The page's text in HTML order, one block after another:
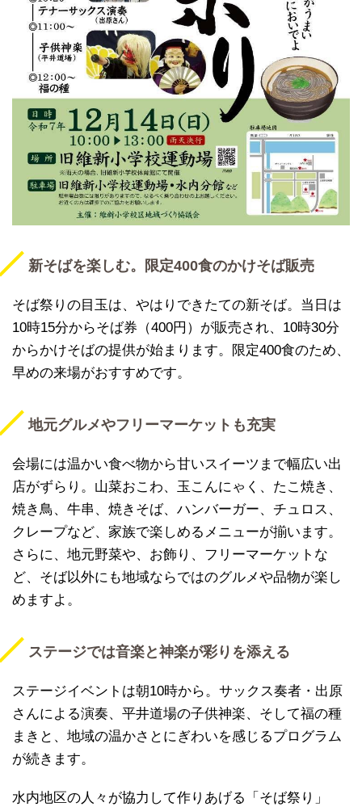
新そばを楽しむ。限定400食のかけそば販売
そば祭りの目玉は、やはりできたての新そば。当日は
10時15分からそば券（400円）が販売され、10時30分
からかけそばの提供が始まります。限定400食のため、
早めの来場がおすすめです。
地元グルメやフリーマーケットも充実
会場には温かい食べ物から甘いスイーツまで幅広い出
店がずらり。山菜おこわ、玉こんにゃく、たこ焼き、
焼き鳥、牛串、焼きそば、ハンバーガー、チュロス、
クレープなど、家族で楽しめるメニューが揃います。
さらに、地元野菜や、お飾り、フリーマーケットな
ど、そば以外にも地域ならではのグルメや品物が楽し
めますよ。
ステージでは音楽と神楽が彩りを添える
ステージイベントは朝10時から。サックス奏者・出原
さんによる演奏、平井道場の子供神楽、そして福の種
まきと、地域の温かさとにぎわいを感じるプログラム
が続きます。
水内地区の人々が協力して作りあげる「そば祭り」